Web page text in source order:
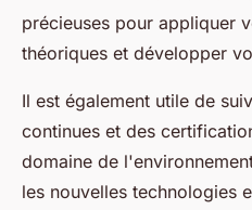
précieuses pour appliquer
théoriques et développer
Il est également utile de
continues et des
domaine de
les nouvelles technologies